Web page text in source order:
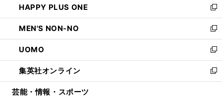
く
で
開
く
ド
ウ
で
開
く
ィ
ン
ド
ウ
で
開
く
い
ウ
ィ
ン
ド
ウ
で
開
HAPPY PLUS ONE
新
し
い
ウ
ィ
ン
ド
ウ
MEN'S NON-NO
新
し
い
ウ
ィ
ン
UOMO
新
し
い
ウ
集英社オンライン
新
し
芸能・情報・スポーツ